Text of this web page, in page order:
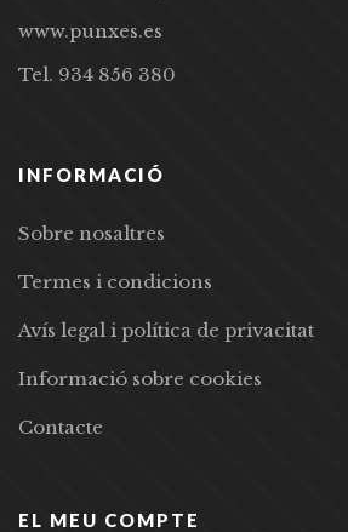
www.punxes.es
Tel. 934 856 380
INFORMACIÓ
Sobre nosaltres
Termes i condicions
Avís legal i política de privacitat
Informació sobre cookies
Contacte
EL MEU COMPTE